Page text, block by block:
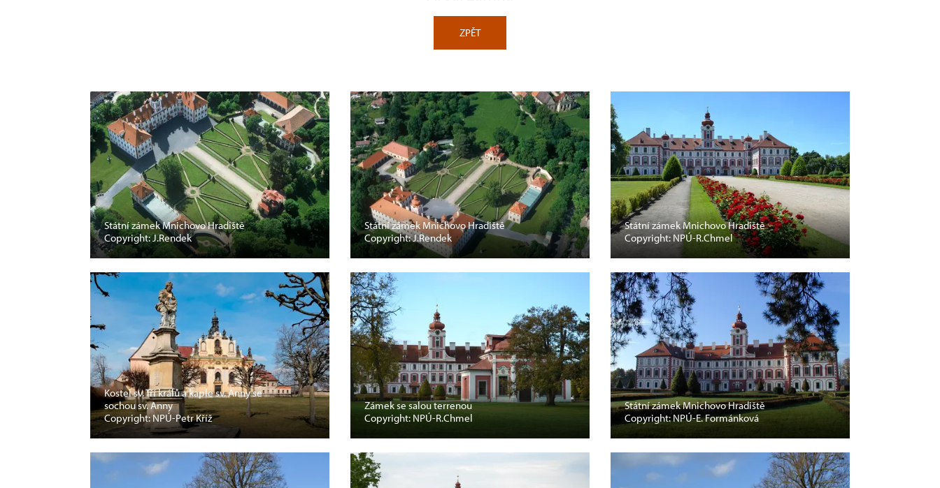
ZPĚT
Státní zámek Mnichovo Hradiště
Copyright: J.Rendek
Státní zámek Mnichovo Hradiště
Copyright: J.Rendek
Státní zámek Mnichovo Hradiště
Copyright: NPÚ-R.Chmel
Kostel sv. Tří králů a kaple sv. Anny se
sochou sv. Anny
Copyright: NPÚ-Petr Kříž
Zámek se salou terrenou
Copyright: NPÚ-R.Chmel
Státní zámek Mnichovo Hradiště
Copyright: NPÚ-E. Formánková